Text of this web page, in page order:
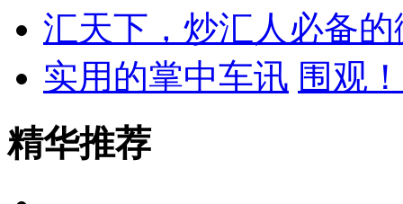
汇天下，炒汇人必备
实用的掌中车讯 围观
精华推荐